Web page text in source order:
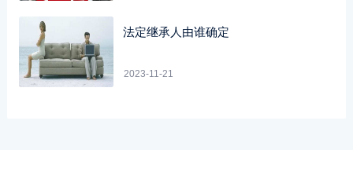
法定继承人由谁确定
2023-11-21